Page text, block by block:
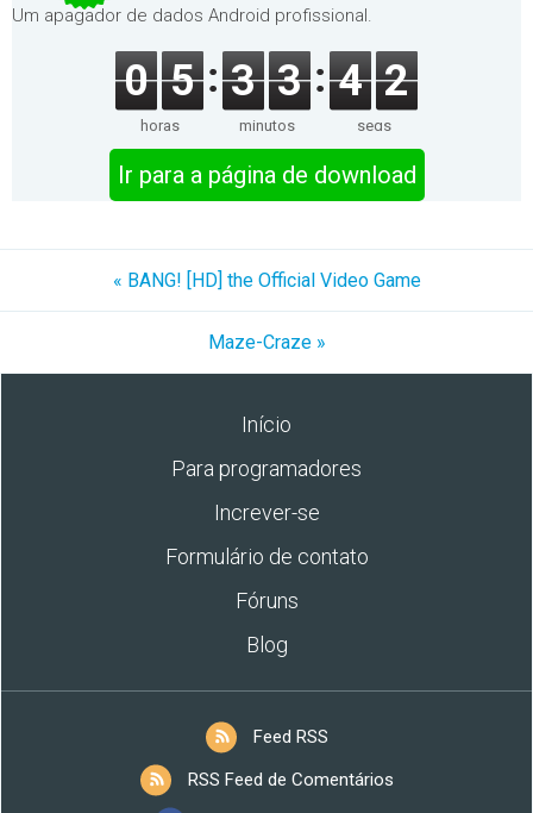
Um apagador de dados Android profissional.
0 5
horas
3 3
minutos
4 2
segs
Ir para a página de download
« BANG! [HD] the Official Video Game
Maze-Craze »
Início
Para programadores
Increver-se
Formulário de contato
Fóruns
Blog
Feed RSS
RSS Feed de Comentários